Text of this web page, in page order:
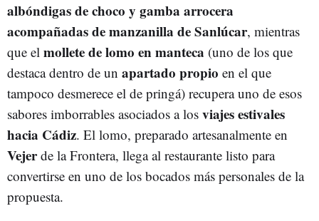
albóndigas de choco y gamba arrocera
acompañadas de manzanilla de Sanlúcar, mientras
que el mollete de lomo en manteca (uno de los que
destaca dentro de un apartado propio en el que
tampoco desmerece el de pringá) recupera uno de esos
sabores imborrables asociados a los viajes estivales
hacia Cádiz. El lomo, preparado artesanalmente en
Vejerde la Frontera, llega al restaurante listo para
convertirse en uno de los bocados más personales de la
propuesta.